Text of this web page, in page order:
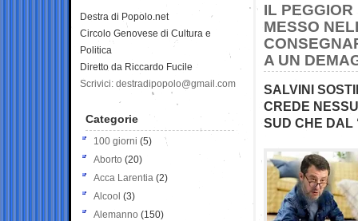
IL
MESSO
A UN
SALVINI
CREDE
SUD CHE DAL
Destra di Popolo.net
Circolo Genovese di Cultura e
Politica
Diretto da Riccardo Fucile
Scrivici: destradipopolo@gmail.com
Categorie
100 giorni (5)
Aborto (20)
Acca Larentia (2)
Alcool (3)
Alemanno (150)